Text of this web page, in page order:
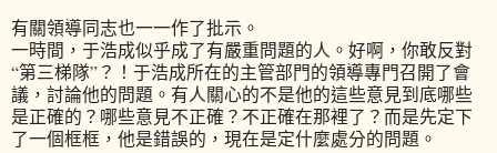
有關領導同志也一一作了批示。
一時間，于浩成似乎成了有嚴重問題的人。好啊，你敢反對
“第三梯隊”？！于浩成所在的主管部門的領導專門召開了會
議，討論他的問題。有人關心的不是他的這些意見到底哪些
是正確的？哪些意見不正確？不正確在那裡了？而是先定下
了一個框框，他是錯誤的，現在是定什麼處分的問題。